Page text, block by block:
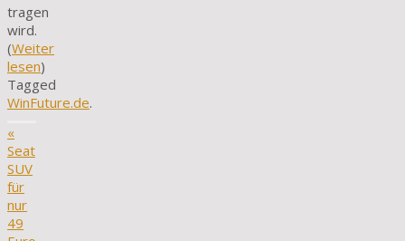
tragen
wird.
(Weiter
lesen)
Tagged
WinFuture.de.
«
Seat
SUV
für
nur
49